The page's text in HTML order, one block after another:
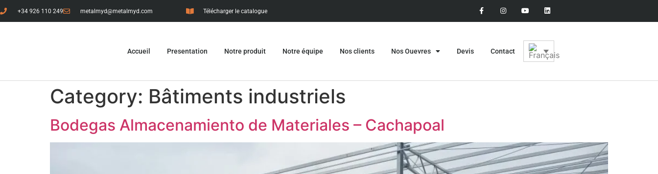
+34 926 110 249 metalmyd@metalmyd.com Télécharger le catalogue
Accueil Presentation Notre produit Notre équipe Nos clients Nos Ouevres Devis Contact
Category: Bâtiments industriels
Bodegas Almacenamiento de Materiales – Cachapoal